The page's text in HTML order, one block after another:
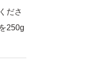
ださ
250g
ほの